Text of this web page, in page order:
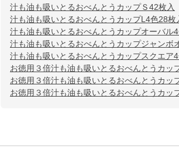
汁も油も吸いとるおべんとうカップＳ42枚入
汁も油も吸いとるおべんとうカップL4色28枚
汁も油も吸いとるおべんとうカップオーバル
汁も油も吸いとるおべんとうカップジャンボ
汁も油も吸いとるおべんとうカップスクエア
お徳用３倍汁も油も吸いとるおべんとうカッ
お徳用３倍汁も油も吸いとるおべんとうカッ
お徳用３倍汁も油も吸いとるおべんとうカッ